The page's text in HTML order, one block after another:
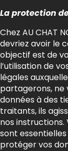
La protection
Chez AU CHAT
devriez avoir le
objectif est de
l’utilisation de
légales
partagerons, ne
données à des
traitants, ils
nos
sont
protéger vos